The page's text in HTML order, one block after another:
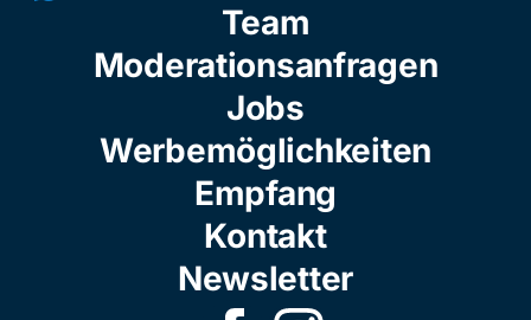
Team
Moderationsanfragen
Jobs
Werbemöglichkeiten
Empfang
Kontakt
Newsletter